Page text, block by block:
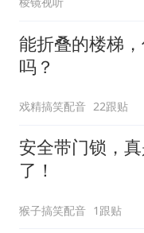
能折叠的楼梯
吗？
戏精搞笑配音 22跟贴
安全带门锁，
了！
猴子搞笑配音 1跟贴